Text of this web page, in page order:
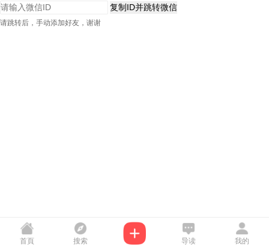
复制ID并跳转微信
请跳转后，手动添加好友，谢谢
首頁 搜索 导读 我的